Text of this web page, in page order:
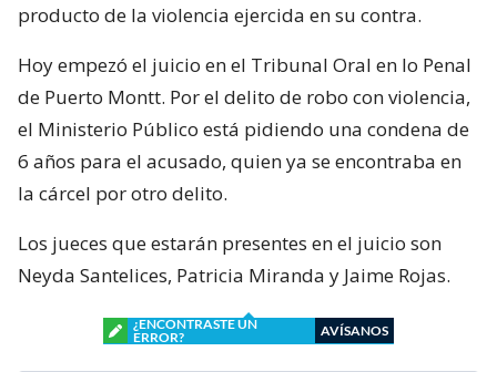
producto de la violencia ejercida en su contra.
Hoy empezó el juicio en el Tribunal Oral en lo Penal
de Puerto Montt. Por el delito de robo con violencia,
el Ministerio Público está pidiendo una condena de
6 años para el acusado, quien ya se encontraba en
la cárcel por otro delito.
Los jueces que estarán presentes en el juicio son
Neyda Santelices, Patricia Miranda y Jaime Rojas.
¿ENCONTRASTE UN
ERROR?
AVÍSANOS